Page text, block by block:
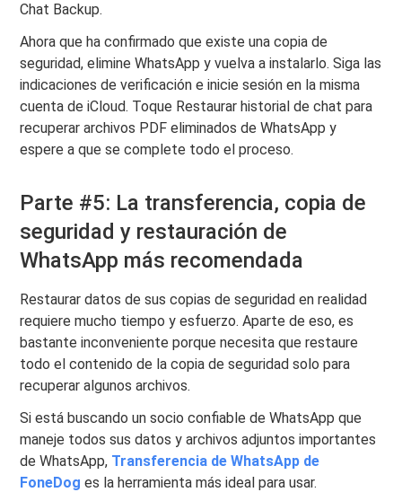
Chat Backup.
Ahora que ha confirmado que existe una copia de
seguridad, elimine WhatsApp y vuelva a instalarlo. Siga las
indicaciones de verificación e inicie sesión en la misma
cuenta de iCloud. Toque Restaurar historial de chat para
recuperar archivos PDF eliminados de WhatsApp y
espere a que se complete todo el proceso.
Parte #5: La transferencia, copia de
seguridad y restauración de
WhatsApp más recomendada
Restaurar datos de sus copias de seguridad en realidad
requiere mucho tiempo y esfuerzo. Aparte de eso, es
bastante inconveniente porque necesita que restaure
todo el contenido de la copia de seguridad solo para
recuperar algunos archivos.
Si está buscando un socio confiable de WhatsApp que
maneje todos sus datos y archivos adjuntos importantes
de WhatsApp, Transferencia de WhatsApp de
FoneDog es la herramienta más ideal para usar.